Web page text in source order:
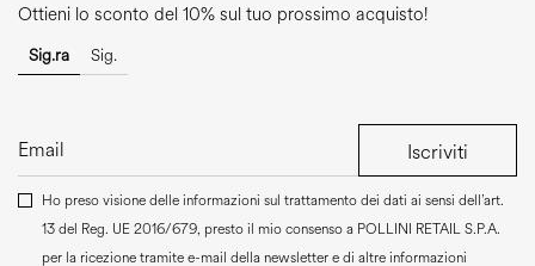
Ottieni lo sconto del 10% sul tuo prossimo acquisto!
Sig.ra Sig.
Iscriviti
Ho preso visione delle informazioni sul trattamento dei dati ai sensi dell’art.
13 del Reg. UE 2016/679, presto il mio consenso a POLLINI RETAIL S.P.A.
per la ricezione tramite e-mail della newsletter e di altre informazioni